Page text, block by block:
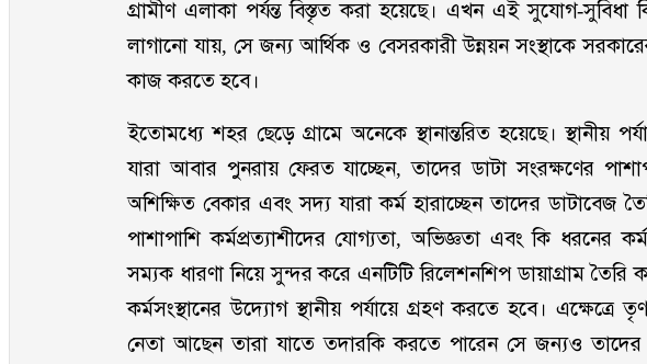
গ্রামীণ এলাকা পর্যন্ত বিস্তৃত করা হয়েছে। এখন এই সুযোগ-সুবিধা
লাগানো যায়, সে জন্য আর্থিক ও বেসরকারী উন্নয়ন সংস্থাকে সরকারের
কাজ করতে হবে।
ইতোমধ্যে শহর ছেড়ে গ্রামে অনেকে স্থানান্তরিত হয়েছে। স্থানীয়
যারা আবার পুনরায় ফেরত যাচ্ছেন, তাদের ডাটা সংরক্ষণের
অশিক্ষিত বেকার এবং সদ্য যারা কর্ম হারাচ্ছেন তাদের ডাটাবেজ
পাশাপাশি কর্মপ্রত্যাশীদের যোগ্যতা, অভিজ্ঞতা এবং কি ধরনের
সম্যক ধারণা নিয়ে সুন্দর করে এনটিটি রিলেশনশিপ ডায়াগ্রাম তৈরি
কর্মসংস্থানের উদ্যোগ স্থানীয় পর্যায়ে গ্রহণ করতে হবে। এক্ষেত্রে
নেতা আছেন তারা যাতে তদারকি করতে পারেন সে জন্যও তাদের